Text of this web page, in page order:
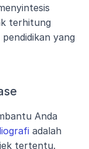
terhitung
yang
adalah
tertentu.